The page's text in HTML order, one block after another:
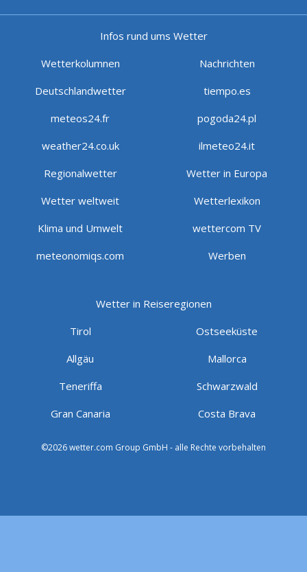
Infos rund ums Wetter
Wetterkolumnen
Nachrichten
Deutschlandwetter
tiempo.es
meteos24.fr
pogoda24.pl
weather24.co.uk
ilmeteo24.it
Regionalwetter
Wetter in Europa
Wetter weltweit
Wetterlexikon
Klima und Umwelt
wettercom TV
meteonomiqs.com
Werben
Wetter in Reiseregionen
Tirol
Ostseeküste
Allgäu
Mallorca
Teneriffa
Schwarzwald
Gran Canaria
Costa Brava
©2026 wetter.com Group GmbH - alle Rechte vorbehalten